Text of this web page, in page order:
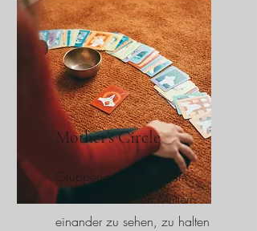
Mother’s Circle
Gruppenangebot, um im
Kreise mit anderen Müttern
einander zu sehen, zu halten